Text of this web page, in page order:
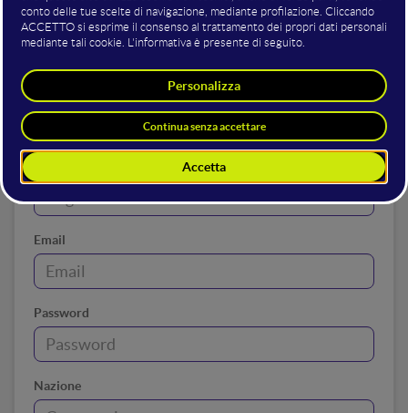
Registrati ora
Email
Password
Nazione